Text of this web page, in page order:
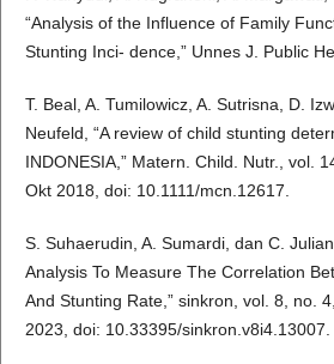
“Analysis of the Influence of Family
Stunting Inci- dence,” Unnes J. Public
T. Beal, A. Tumilowicz, A. Sutrisna, D.
Neufeld, “A review of child stunting
INDONESIA,” Matern. Child. Nutr., vol.
Okt 2018, doi: 10.1111/mcn.12617.
S. Suhaerudin, A. Sumardi, dan C.
Analysis To Measure The Correlation
And Stunting Rate,” sinkron, vol. 8, no.
2023, doi: 10.33395/sinkron.v8i4.13007.